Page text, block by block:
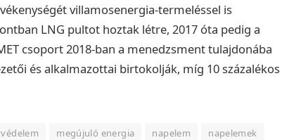
villamosenergia-termeléssel is
LNG pultot hoztak létre, 2017 óta pedig a
csoport 2018-ban a menedzsment tulajdonába
és alkalmazottai birtokolják, míg 10 százalékos
megújuló energia napelem
napelemek